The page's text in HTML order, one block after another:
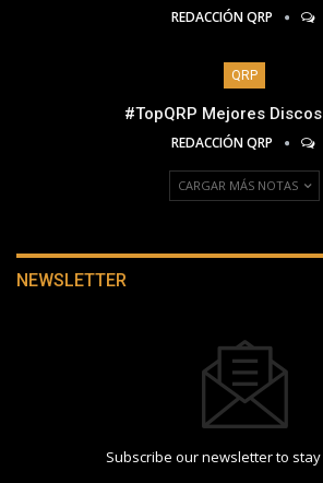
REDACCIÓN QRP
QRP
#TopQRP Mejores
REDACCIÓN QRP
CARGAR MÁS NOTAS
NEWSLETTER
Subscribe our newsletter to